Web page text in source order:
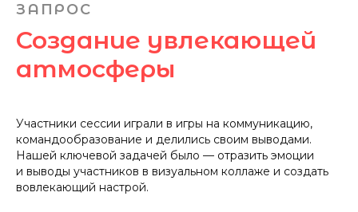
ЗАПРОС
Создание увлекающей
атмосферы
Участники сессии играли в игры на коммуникацию,
командообразование и делились своим выводами.
Нашей ключевой задачей было — отразить эмоции
и выводы участников в визуальном коллаже и создать
вовлекающий настрой.